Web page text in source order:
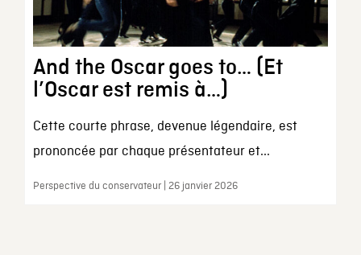
And the Oscar goes to… (Et
l’Oscar est remis à…)
Cette courte phrase, devenue légendaire, est
prononcée par chaque présentateur et...
Perspective du conservateur | 26 janvier 2026